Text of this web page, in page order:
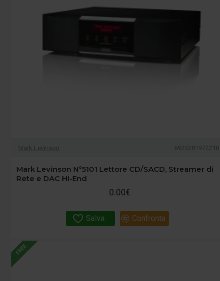
Mark Levinson 6925281972218
Mark Levinson N°5101 Lettore CD/SACD, Streamer di
Rete e DAC Hi-End
0.00€
Salva Confronta
FREE